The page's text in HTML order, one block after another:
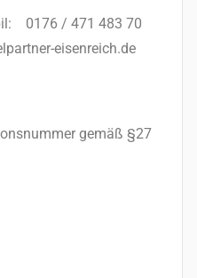
0176 / 471 483 70
eisenreich.de
gemäß §27